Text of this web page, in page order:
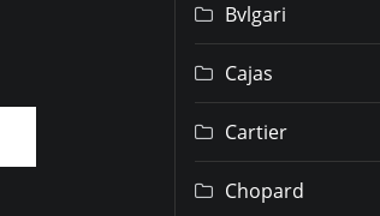
Bvlgari
Cajas
Cartier
Chopard